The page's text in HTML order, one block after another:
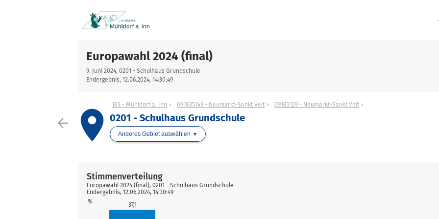
Europawahl 2024 (final)
9. Juni 2024, 0201 - Schulhaus Grundschule
Endergebnis, 12.06.2024, 14:30:49
arrow_back place
183 - Mühldorf a. Inn 091835149 - Neumarkt-Sankt Veit 09183129 - Neumarkt-Sankt Veit
0201 - Schulhaus Grundschule
Anderes Gebiet auswählen
%
37,1
Stimmenverteilung
Europawahl 2024 (final), 0201 - Schulhaus Grundschule
Endergebnis, 12.06.2024, 14:30:49